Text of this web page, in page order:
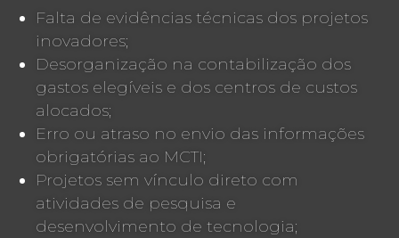
Falta de evidências técnicas dos projetos
inovadores;
Desorganização na contabilização dos
gastos elegíveis e dos centros de custos
alocados;
Erro ou atraso no envio das informações
obrigatórias ao MCTI;
Projetos sem vínculo direto com
atividades de pesquisa e
desenvolvimento de tecnologia;